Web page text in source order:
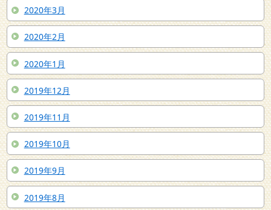
2020年3月
2020年2月
2020年1月
2019年12月
2019年11月
2019年10月
2019年9月
2019年8月